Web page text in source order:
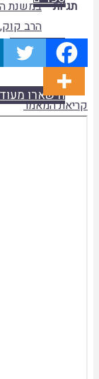
היו שותפים
הישארו
תגיות
במשנת
הרב קוק,
קריאת המאמר